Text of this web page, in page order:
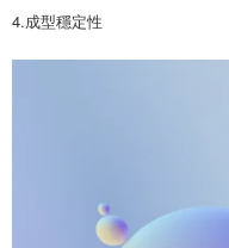
５．嚴禁一人註冊多個帳號或
4.成型穩定性